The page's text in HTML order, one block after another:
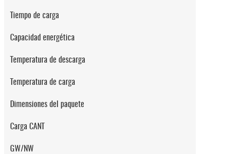
Tiempo de carga
Capacidad energética
Temperatura de descarga
Temperatura de carga
Dimensiones del paquete
Carga CANT
GW/NW